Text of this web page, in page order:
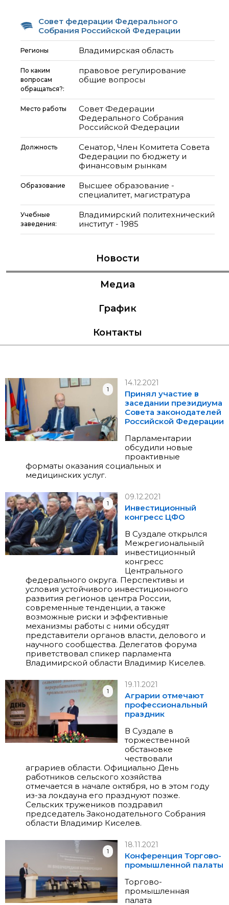
Совет федерации Федерального
Собрания Российской Федерации
Регионы Владимирская область
По каким
вопросам
обращаться?:
правовое регулирование
общие вопросы
Место работы
Совет Федерации
Федерального Собрания
Российской Федерации
Должность
Сенатор, Член Комитета Совета
Федерации по бюджету и
финансовым рынкам
Образование
Высшее образование -
специалитет, магистратура
Учебные
заведения:
Владимирский политехнический
институт - 1985
Новости
Медиа
График
Контакты
1
14.12.2021
Принял участие в
заседании президиума
Совета законодателей
Российской Федерации
Парламентарии
обсудили новые
проактивные
форматы оказания социальных и
медицинских услуг.
1
09.12.2021
Инвестиционный
конгресс ЦФО
В Суздале открылся
Межрегиональный
инвестиционный
конгресс
Центрального
федерального округа. Перспективы и
условия устойчивого инвестиционного
развития регионов центра России,
современные тенденции, а также
возможные риски и эффективные
механизмы работы с ними обсудят
представители органов власти, делового и
научного сообщества. Делегатов форума
приветствовал спикер парламента
Владимирской области Владимир Киселев.
1
19.11.2021
Аграрии отмечают
профессиональный
праздник
В Суздале в
торжественной
обстановке
чествовали
аграриев области. Официально День
работников сельского хозяйства
отмечается в начале октября, но в этом году
из-за локдауна его празднуют позже.
Сельских тружеников поздравил
председатель Законодательного Собрания
области Владимир Киселев.
1
18.11.2021
Конференция Торгово-
промышленной палаты
Торгово-
промышленная
палата